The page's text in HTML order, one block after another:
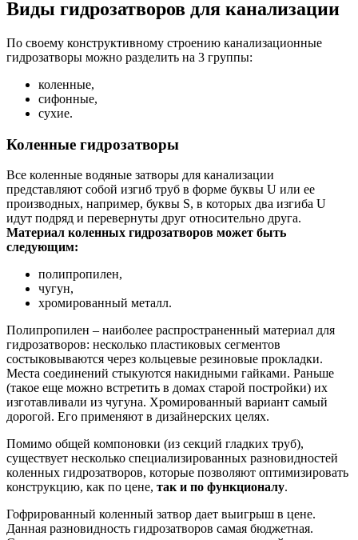
Виды гидрозатворов для канализации
По своему конструктивному строению канализационные
гидрозатворы можно разделить на 3 группы:
коленные,
сифонные,
сухие.
Коленные гидрозатворы
Все коленные водяные затворы для канализации
представляют собой изгиб труб в форме буквы U или ее
производных, например, буквы S, в которых два изгиба U
идут подряд и перевернуты друг относительно друга.
Материал коленных гидрозатворов может быть
следующим:
полипропилен,
чугун,
хромированный металл.
Полипропилен – наиболее распространенный материал для
гидрозатворов: несколько пластиковых сегментов
состыковываются через кольцевые резиновые прокладки.
Места соединений стыкуются накидными гайками. Раньше
(такое еще можно встретить в домах старой постройки) их
изготавливали из чугуна. Хромированный вариант самый
дорогой. Его применяют в дизайнерских целях.
Помимо общей компоновки (из секций гладких труб),
существует несколько специализированных разновидностей
коленных гидрозатворов, которые позволяют оптимизировать
конструкцию, как по цене, так и по функционалу.
Гофрированный коленный затвор дает выигрыш в цене.
Данная разновидность гидрозатворов самая бюджетная.